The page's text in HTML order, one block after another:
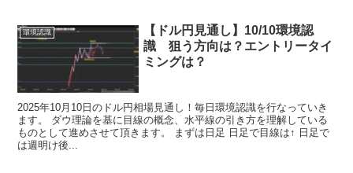
環境認識
【ドル円見通し】10/10環境認
識 狙う方向は？エントリータイ
ミングは？
2025年10月10日のドル円相場見通し！毎日環境認識を行なっていき
ます。 ダウ理論を基に目線の概念、水平線の引き方を理解している
ものとして進めさせて頂きます。 まずは日足 日足で目線は↑ 日足で
は週明け後...